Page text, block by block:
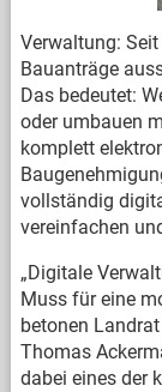
Verwaltung:
Bauanträge
Das bedeutet:
oder umbauen
komplett
vollständig
vereinfachen
„Digitale
Muss für eine
betonen
Thomas
dabei eines der